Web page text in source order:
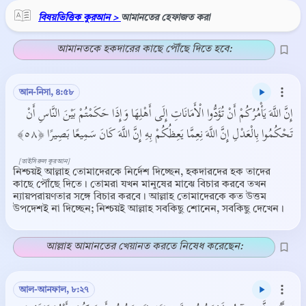
বিষয়ভিত্তিক কুরআন > আমানতের হেফাজত করা
আমানতকে হকদারের কাছে পৌঁছে দিতে হবে:
আন-নিসা, ৪:৫৮
إِنَّ اللَّهَ يَأْمُرُكُمْ أَنْ تُؤَدُّوا الْأَمَانَاتِ إِلَى أَهْلِهَا وَإِذَا حَكَمْتُمْ بَيْنَ النَّاسِ أَنْ
تَحْكُمُوا بِالْعَدْلِ إِنَّ اللَّهَ نِعِمَّا يَعِظُكُمْ بِهِ إِنَّ اللَّهَ كَانَ سَمِيعًا بَصِيرًا ﴿٥٨﴾
নিশ্চয়ই আল্লাহ তোমাদেরকে নির্দেশ দিচ্ছেন, হকদারদের হক তাদের
কাছে পৌঁছে দিতে। তোমরা যখন মানুষের মাঝে বিচার করবে তখন
ন্যায়পরায়ণতার সঙ্গে বিচার করবে। আল্লাহ তোমাদেরকে কত উত্তম
উপদেশই না দিচ্ছেন; নিশ্চয়ই আল্লাহ সবকিছু শোনেন, সবকিছু দেখেন।
[তাইসিরুল কুরআন]
আল্লাহ আমানতের খেয়ানত করতে নিষেধ করেছেন:
আল-আনফাল, ৮:২৭